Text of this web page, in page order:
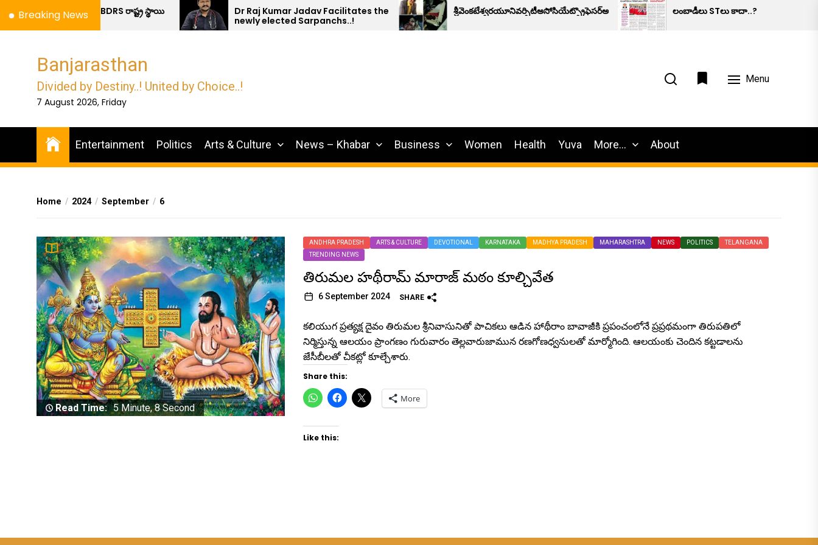
Breaking News
ధర్మ రక్షా సమితి-BDRS రాష్ట్ర స్థాయి
Dr Raj Kumar Jadav Facilitates the
newly elected Sarpanchs..!
శ్రీవెంకటేశ్వరయూనివర్సిటీఅసోసియేట్ప్రొఫెసర్అనుమానాస్పదమృతి.లంబాడీలు STలు కాదా..?
Banjarasthan
Divided by Destiny..! United by Choice..!
7 August 2026, Friday
Menu
Entertainment Politics Arts & Culture News – Khabar Business Women Health Yuva More… About
Home 2024 September 6
Read Time: 5 Minute, 8 Second
ANDHRA PRADESH ARTS & CULTURE DEVOTIONAL KARNATAKA MADHYA PRADESH MAHARASHTRA NEWS POLITICS
TELANGANA
TRENDING NEWS
తిరుమల హథీరామ్ మారాజ్ మఠం కూల్చివేత
6 September 2024 SHARE
కలియుగ ప్రత్యక్ష దైవం తిరుమల శ్రీనివాసునితో పాచికలు ఆడిన హాథీరాం బావాజీకి ప్రపంచంలోనే ప్రప్రథమంగా తిరుపతిలో
నిర్మిస్తున్న ఆలయం ప్రాంగణం గురువారం తెల్లవారుజామున రణగోణధ్వనులతో మార్మోగింది. ఆలయంకు చెందిన కట్టడాలను
జేసీబీలతో చీకట్లో కూల్చేశారు.
Share this:
Click
to
WhatsApp
(Opens
in
Click
to
Click
to
share
More
Like this: